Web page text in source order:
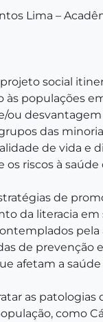
Lima –
social
às populações
ou desvantagem
das
de vida e
riscos à saúde
de
da literacia em
pela
de prevenção
afetam a saúde
as patologias
como